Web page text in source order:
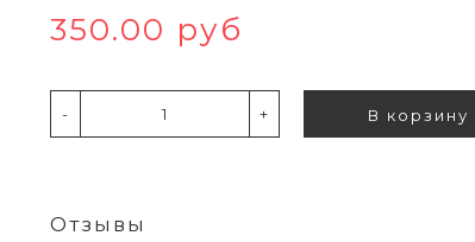
350.00 руб
- + В корзину
Отзывы